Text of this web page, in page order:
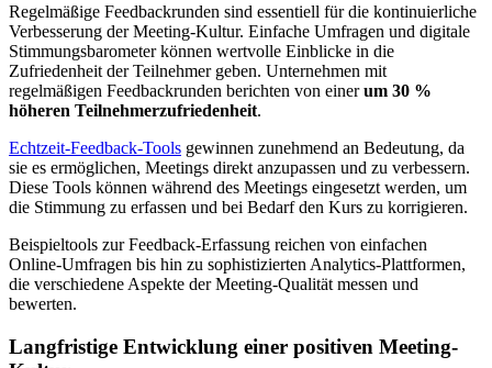
Regelmäßige Feedbackrunden sind essentiell für die kontinuierliche
Verbesserung der Meeting-Kultur. Einfache Umfragen und digitale
Stimmungsbarometer können wertvolle Einblicke in die
Zufriedenheit der Teilnehmer geben. Unternehmen mit
regelmäßigen Feedbackrunden berichten von einerum 30 %
höheren Teilnehmerzufriedenheit.
Echtzeit-Feedback-Tools gewinnen zunehmend an Bedeutung, da
sie es ermöglichen, Meetings direkt anzupassen und zu verbessern.
Diese Tools können während des Meetings eingesetzt werden, um
die Stimmung zu erfassen und bei Bedarf den Kurs zu korrigieren.
Beispieltools zur Feedback-Erfassung reichen von einfachen
Online-Umfragen bis hin zu sophistizierten Analytics-Plattformen,
die verschiedene Aspekte der Meeting-Qualität messen und
bewerten.
Langfristige Entwicklung einer positiven Meeting-